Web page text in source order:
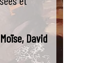
David